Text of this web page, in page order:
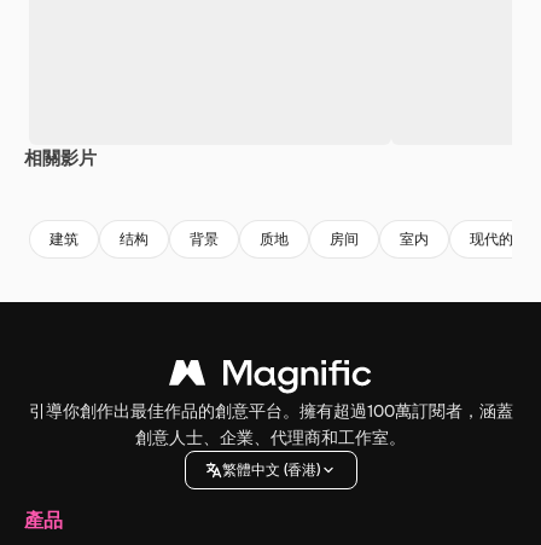
相關影片
建筑 结构 背景 质地 房间 室内 现代的
引導你創作出最佳作品的創意平台。擁有超過100萬訂閱者，涵蓋
創意人士、企業、代理商和工作室。
繁體中文 (香港)
產品